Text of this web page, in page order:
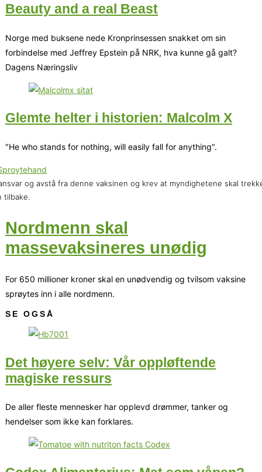
Beauty and a real Beast
Norge med buksene nede Kronprinsessen snakket om sin
forbindelse med Jeffrey Epstein på NRK, hva kunne gå galt?
Dagens Næringsliv
Glemte helter i historien: Malcolm X
"He who stands for nothing, will easily fall for anything".
og avstå fra denne vaksinen og krev at myndighetene skal
tilbake.
Nordmenn skal
massevaksineres unødig
For 650 millioner kroner skal en unødvendig og tvilsom vaksine
sprøytes inn i alle nordmenn.
SE OGSÅ
Det høyere selv: Vår oppløftende
magiske ressurs
De aller fleste mennesker har opplevd drømmer, tanker og
hendelser som ikke kan forklares.